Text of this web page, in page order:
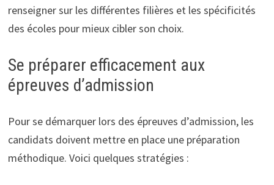
renseigner sur les différentes filières et les spécificités
des écoles pour mieux cibler son choix.
Se préparer efficacement aux
épreuves d’admission
Pour se démarquer lors des épreuves d’admission, les
candidats doivent mettre en place une préparation
méthodique. Voici quelques stratégies :